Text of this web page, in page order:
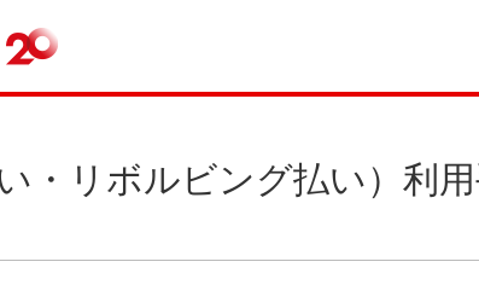
・リボルビング払い）利